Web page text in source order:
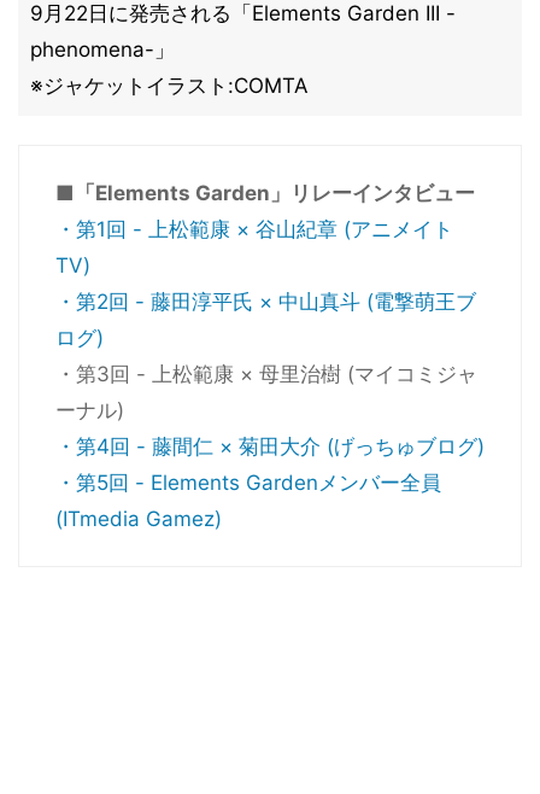
9月22日に発売される「Elements Garden III -
phenomena-」
※ジャケットイラスト:COMTA
■「Elements Garden」リレーインタビュー
・第1回 - 上松範康 × 谷山紀章 (アニメイト
TV)
・第2回 - 藤田淳平氏 × 中山真斗 (電撃萌王ブ
ログ)
・第3回 - 上松範康 × 母里治樹 (マイコミジャ
ーナル)
・第4回 - 藤間仁 × 菊田大介 (げっちゅブログ)
・第5回 - Elements Gardenメンバー全員
(ITmedia Gamez)